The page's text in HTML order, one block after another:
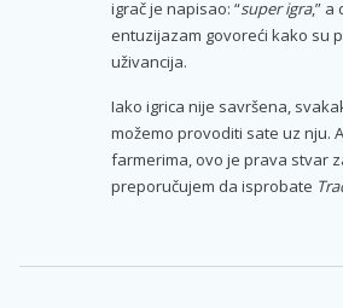
igrač je napisao: “super igra,” a
entuzijazam govoreći kako su
uživancija.
Iako igrica nije savršena,
možemo provoditi sate uz nju.
farmerima, ovo je prava stvar
preporučujem da isprobate